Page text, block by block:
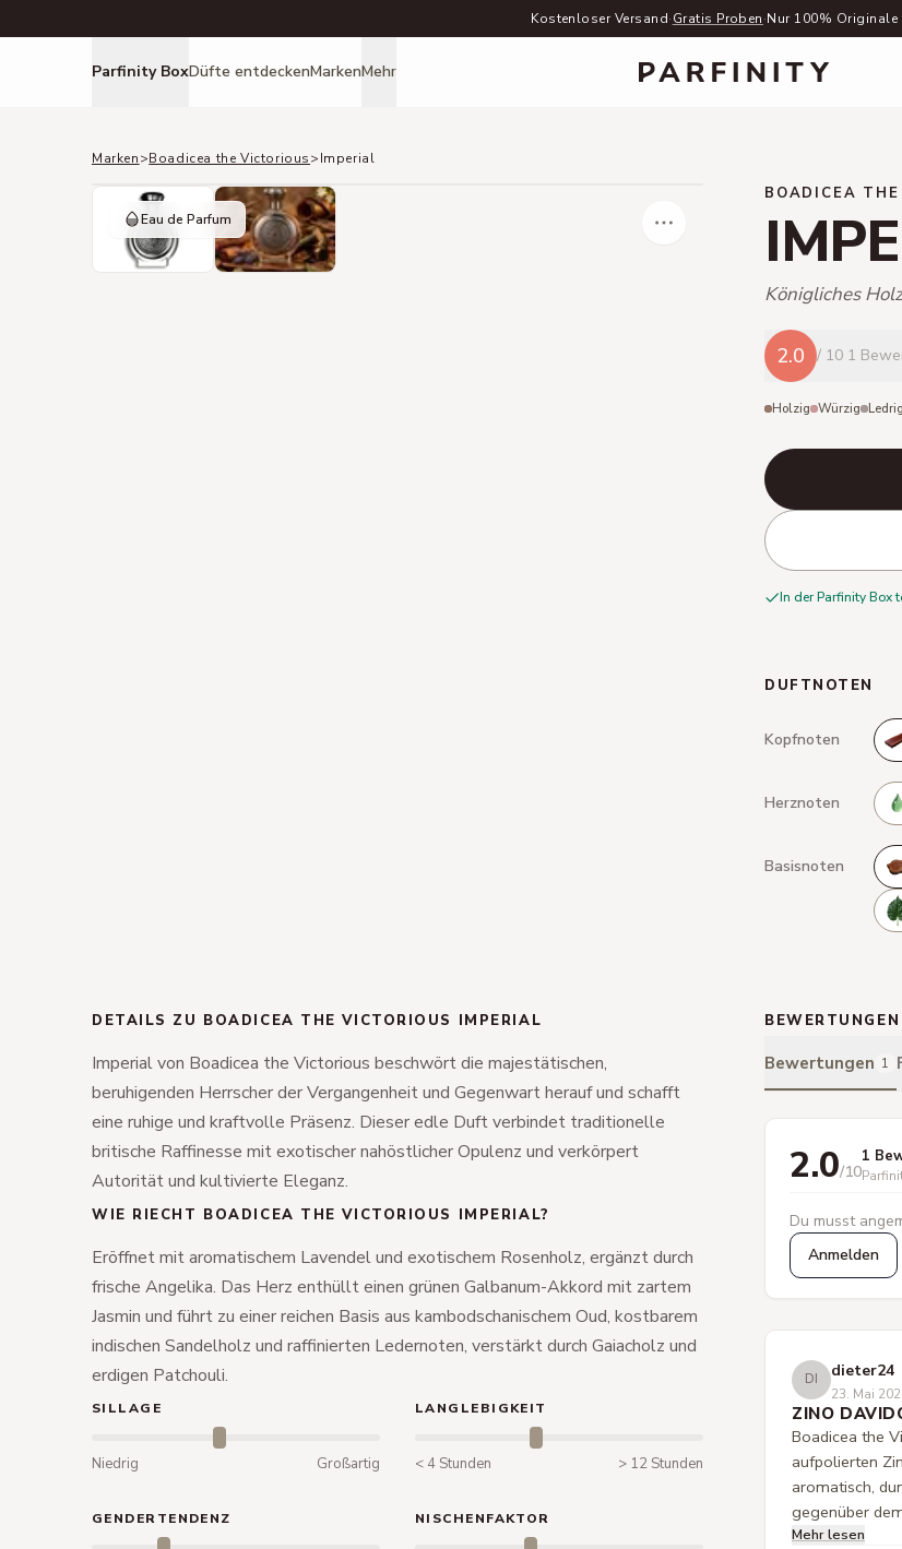
Kostenloser Versand·Gratis Proben·Nur 100% Originale
Parfinity BoxDüfte entdeckenMarkenMehr
Marken>Boadicea the Victorious>Imperial
Eau de Parfum
BOADICEA
Königliches
2.0 / 10 1
Holzig Würzig Ledrig
In der Parfinity Box
DUFTNOTEN
Kopfnoten
Herznoten
Basisnoten
DETAILS ZU BOADICEA THE VICTORIOUS IMPERIAL
Imperial von Boadicea the Victorious beschwört die majestätischen,
beruhigenden Herrscher der Vergangenheit und Gegenwart herauf und schafft
eine ruhige und kraftvolle Präsenz. Dieser edle Duft verbindet traditionelle
britische Raffinesse mit exotischer nahöstlicher Opulenz und verkörpert
Autorität und kultivierte Eleganz.
WIE RIECHT BOADICEA THE VICTORIOUS IMPERIAL?
Eröffnet mit aromatischem Lavendel und exotischem Rosenholz, ergänzt durch
frische Angelika. Das Herz enthüllt einen grünen Galbanum-Akkord mit zartem
Jasmin und führt zu einer reichen Basis aus kambodschanischem Oud, kostbarem
indischen Sandelholz und raffinierten Ledernoten, verstärkt durch Gaiacholz und
erdigen Patchouli.
SILLAGE
Niedrig Großartig
LANGLEBIGKEIT
< 4 Stunden > 12 Stunden
GENDERTENDENZ NISCHENFAKTOR
Bewertungen 1
2.0/10
1
Du musst
Anmelden
DI dieter24
23. Mai
ZINO
Boadicea the
aufpolierten
aromatisch,
gegenüber
Charakter und
Mehr lesen